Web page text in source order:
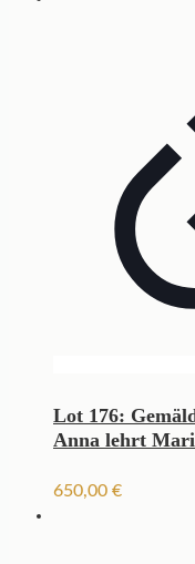
Lot 176:
Anna lehrt
650,00 €